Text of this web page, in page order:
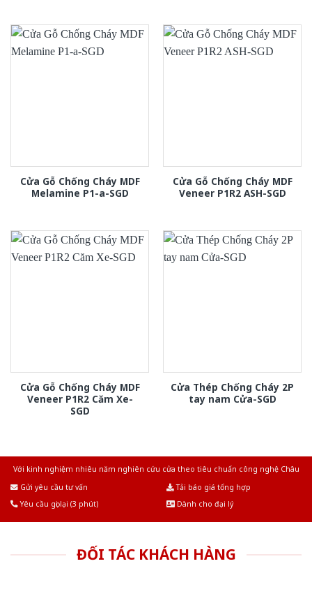
Cửa Gỗ Chống Cháy MDF
Melamine P1-a-SGD
Cửa Gỗ Chống Cháy MDF
Veneer P1R2 ASH-SGD
Cửa Gỗ Chống Cháy MDF
Veneer P1R2 Căm Xe-
SGD
Cửa Thép Chống Cháy 2P
tay nam Cửa-SGD
Với kinh nghiệm nhiêu năm nghiên cứu cửa theo tiêu chuẩn công nghệ Châu
Gửi yêu cầu tư vấn
Tải báo giá tổng hợp
Yêu cầu gọi lại (3 phút)
Dành cho đại lý
ĐỐI TÁC KHÁCH HÀNG